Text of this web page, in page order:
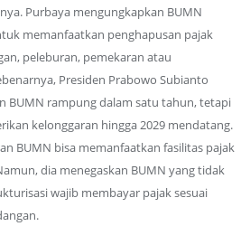
Purbaya mengungkapkan BUMN
memanfaatkan penghapusan pajak
peleburan, pemekaran atau
Presiden Prabowo Subianto
BUMN rampung dalam satu tahun, tetapi
kelonggaran hingga 2029 mendatang.
BUMN bisa memanfaatkan fasilitas pajak
dia menegaskan BUMN yang tidak
wajib membayar pajak sesuai